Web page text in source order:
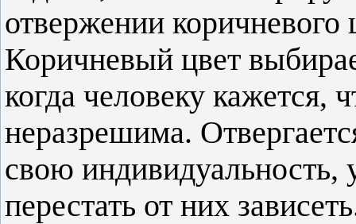
отвержении коричневого
Коричневый цвет
когда человеку кажется,
неразрешима.
свою индивидуальность,
перестать от них